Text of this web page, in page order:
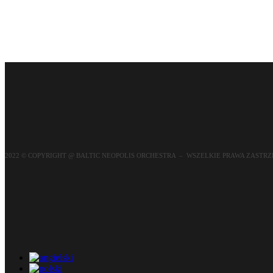
2022 © COPYRIGHT @ BALTIC NEOPOLIS ORCHESTRA – WSZELKIE PRAWA